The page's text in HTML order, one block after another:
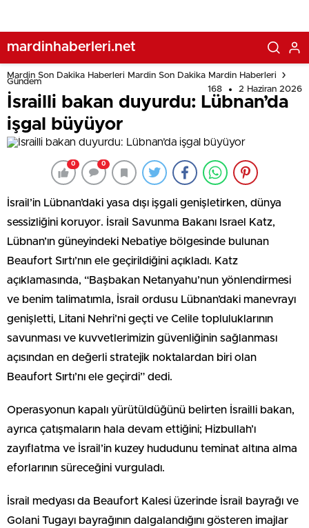
mardinhaberleri.net
Mardin Son Dakika Haberleri Mardin Son Dakika Mardin Haberleri
Gündem
168
2 Haziran 2026
İsrailli bakan duyurdu: Lübnan’da
işgal büyüyor
0 0
İsrail’in Lübnan’daki yasa dışı işgali genişletirken, dünya
sessizliğini koruyor. İsrail Savunma Bakanı Israel Katz,
Lübnan’ın güneyindeki Nebatiye bölgesinde bulunan
Beaufort Sırtı’nın ele geçirildiğini açıkladı. Katz
açıklamasında, “Başbakan Netanyahu’nun yönlendirmesi
ve benim talimatımla, İsrail ordusu Lübnan’daki manevrayı
genişletti, Litani Nehri’ni geçti ve Celile topluluklarının
savunması ve kuvvetlerimizin güvenliğinin sağlanması
açısından en değerli stratejik noktalardan biri olan
Beaufort Sırtı’nı ele geçirdi” dedi.
Operasyonun kapalı yürütüldüğünü belirten İsrailli bakan,
ayrıca çatışmaların hala devam ettiğini; Hizbullah’ı
zayıflatma ve İsrail’in kuzey hududunu teminat altına alma
eforlarının süreceğini vurguladı.
İsrail medyası da Beaufort Kalesi üzerinde İsrail bayrağı ve
Golani Tugayı bayrağının dalgalandığını gösteren imajlar